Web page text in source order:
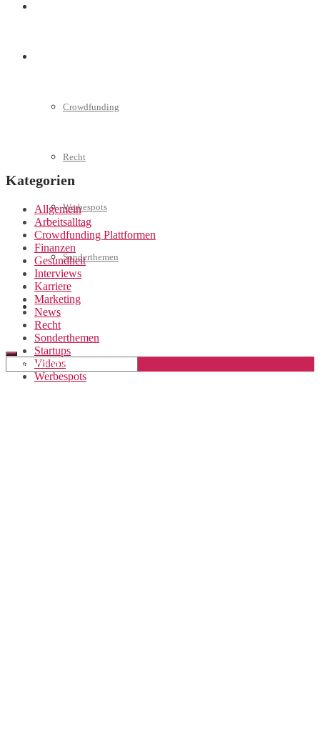
Crowdfunding
Recht
Werbespots
Sonderthemen
Geschäftskonto eröffnen
Kategorien
Allgemein
Arbeitsalltag
Crowdfunding Plattformen
Finanzen
Gesundheit
Interviews
Karriere
Marketing
News
Recht
Sonderthemen
Startups
Videos
Werbespots